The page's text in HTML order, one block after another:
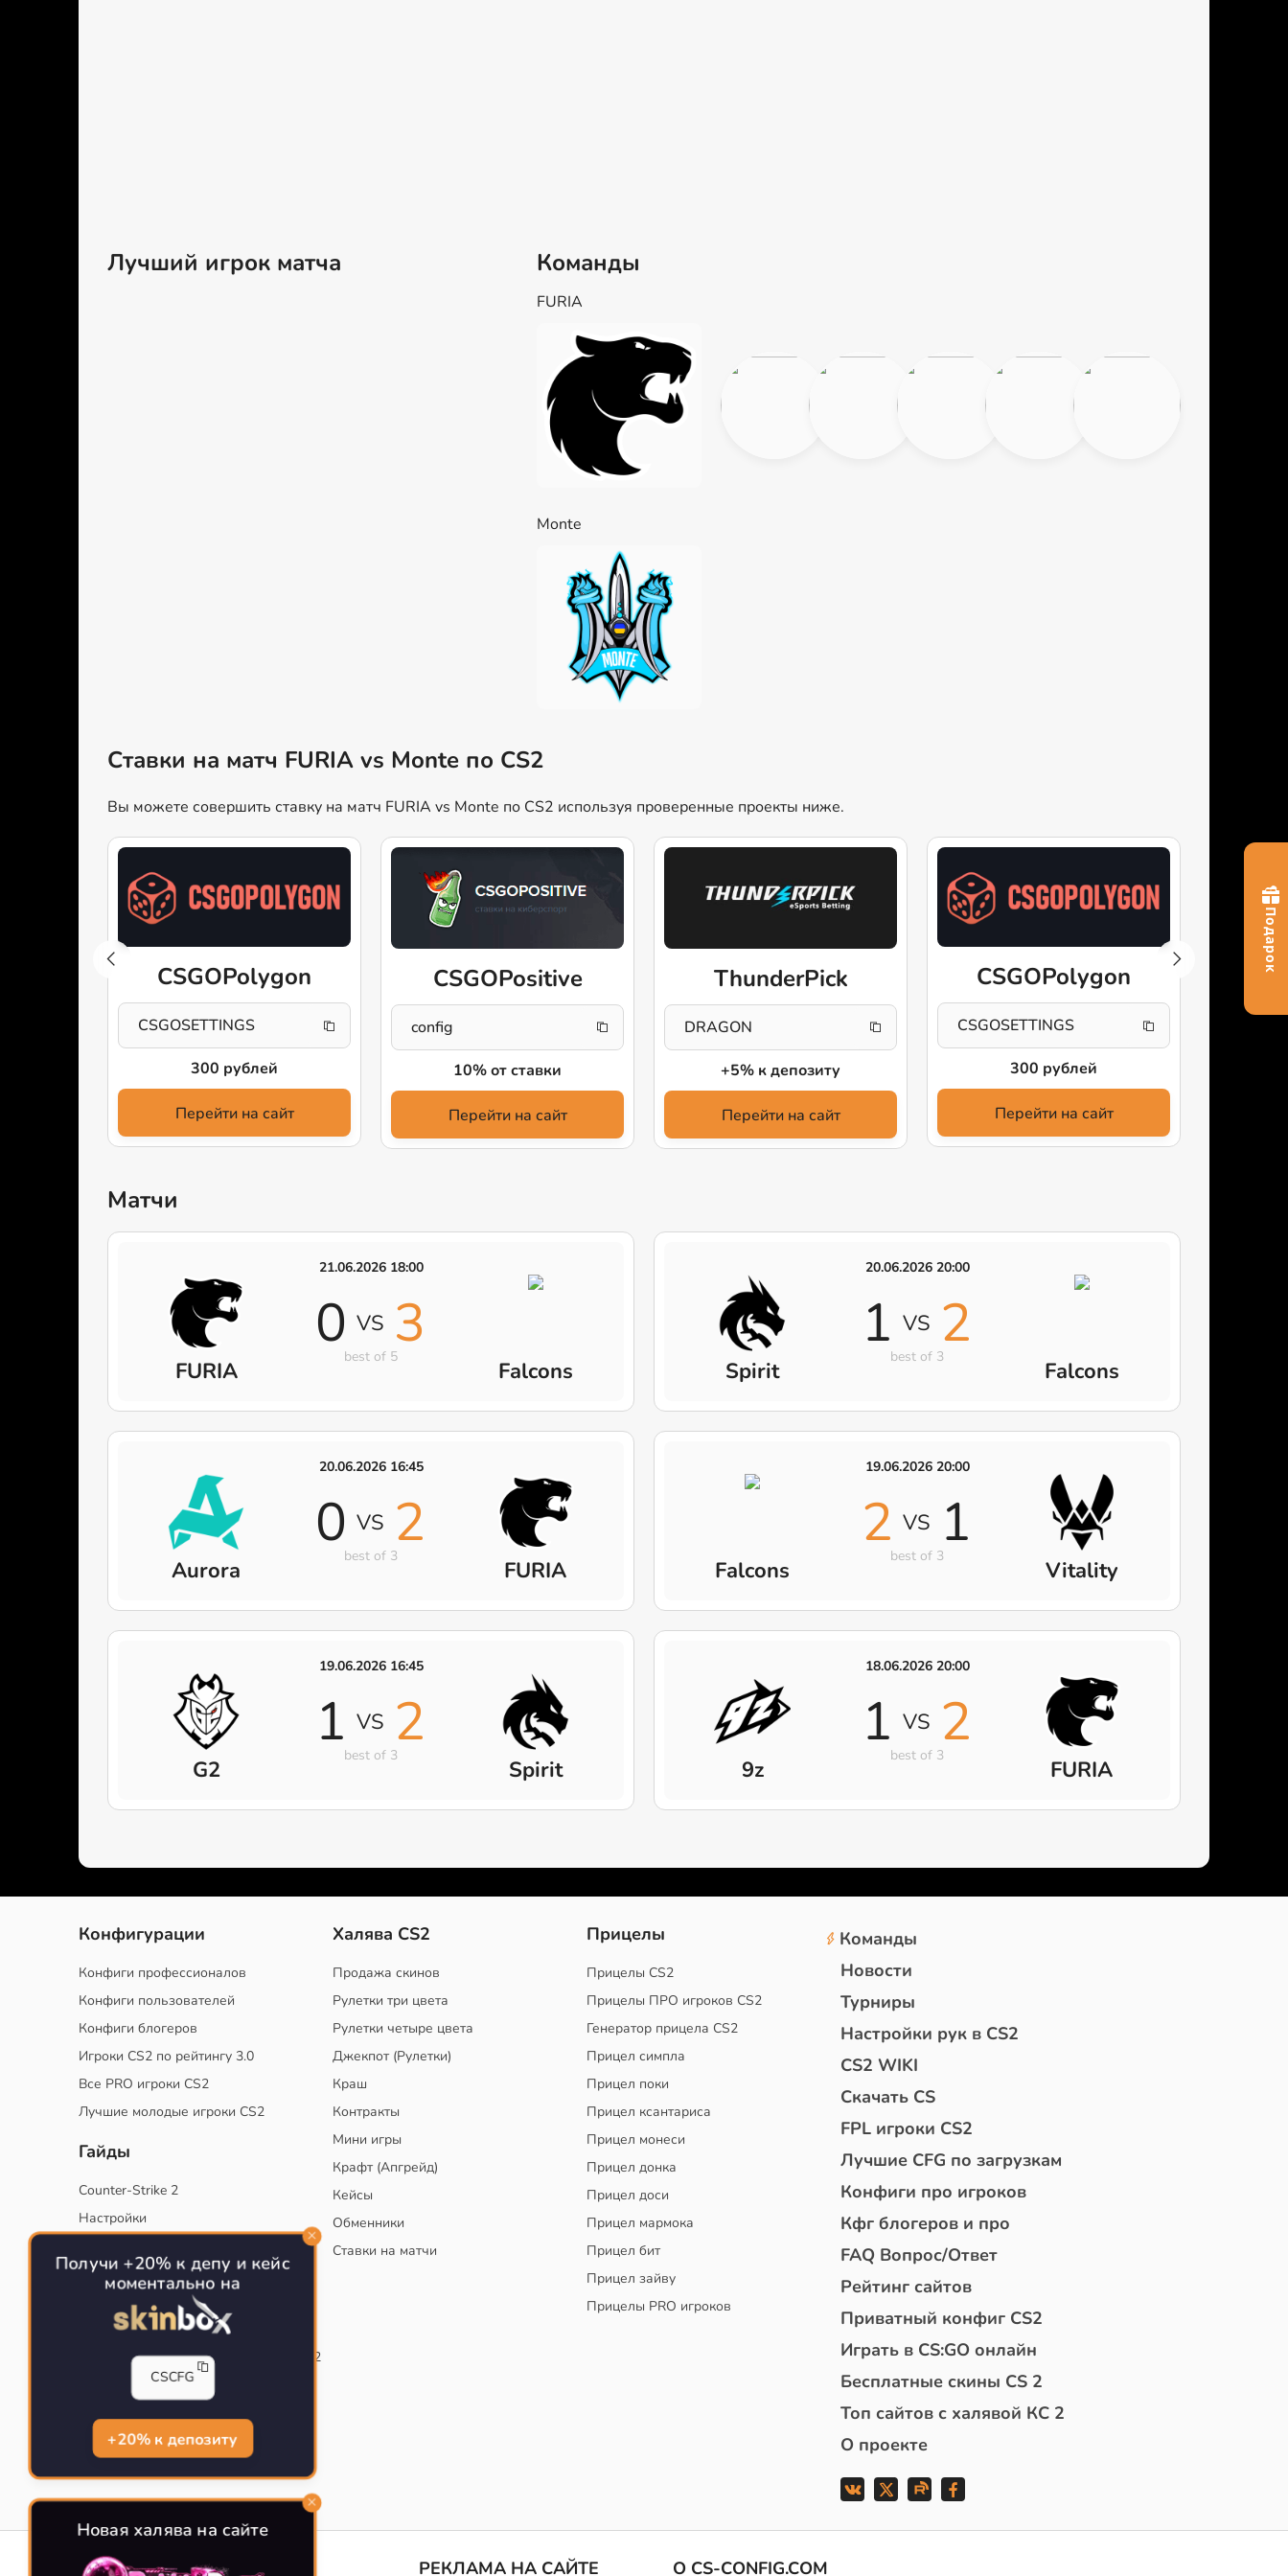
Лучший игрок матча Команды
FURIA
Monte
Ставки на матч FURIA vs Monte по CS2
Вы можете совершить ставку на матч FURIA vs Monte по CS2 используя проверенные проекты ниже.
CSGOPolygon
CSGOSETTINGS
300 рублей
Перейти на сайт
CSGOPositive
config
10% от ставки
Перейти на сайт
ThunderPick
DRAGON
+5% к депозиту
Перейти на сайт
CSGOPolygon
CSGOSETTINGS
300 рублей
Перейти на сайт
Матчи
21.06.2026 18:00
FURIA
0 VS 3
best of 5 Falcons
20.06.2026 20:00
Spirit
1 VS 2
best of 3 Falcons
20.06.2026 16:45
Aurora
0 VS 2
best of 3 FURIA
19.06.2026 20:00
Falcons
2 VS 1
best of 3 Vitality
19.06.2026 16:45
G2
1 VS 2
best of 3 Spirit
18.06.2026 20:00
9z
1 VS 2
best of 3 FURIA
Конфигурации
Конфиги профессионалов
Конфиги пользователей
Конфиги блогеров
Игроки CS2 по рейтингу 3.0
Все PRO игроки CS2
Лучшие молодые игроки CS2
Гайды
Counter-Strike 2
Настройки
Тактики
Конфиг для тренировок в CS
Как сохранить свой конфиг CS
Инста смоки на карте de_mirage в CS2
Рабочий бинд на Jumpthrow
Халява CS2
Продажа скинов
Рулетки три цвета
Рулетки четыре цвета
Джекпот (Рулетки)
Краш
Контракты
Мини игры
Крафт (Апгрейд)
Кейсы
Обменники
Ставки на матчи
Прицелы
Прицелы CS2
Прицелы ПРО игроков CS2
Генератор прицела CS2
Прицел симпла
Прицел поки
Прицел ксантариса
Прицел монеси
Прицел донка
Прицел доси
Прицел мармока
Прицел бит
Прицел зайву
Прицелы PRO игроков
Команды
Новости
Турниры
Настройки рук в CS2
CS2 WIKI
Скачать CS
FPL игроки CS2
Лучшие CFG по загрузкам
Конфиги про игроков
Кфг блогеров и про
FAQ Вопрос/Ответ
Рейтинг сайтов
Приватный конфиг CS2
Играть в CS:GO онлайн
Бесплатные скины CS 2
Топ сайтов с халявой КС 2
О проекте
РЕКЛАМА НА САЙТЕ О CS-CONFIG.COM
Получи +20% к депу и кейс
моментально на
CSCFG
+20% к депозиту
Новая халява на сайте